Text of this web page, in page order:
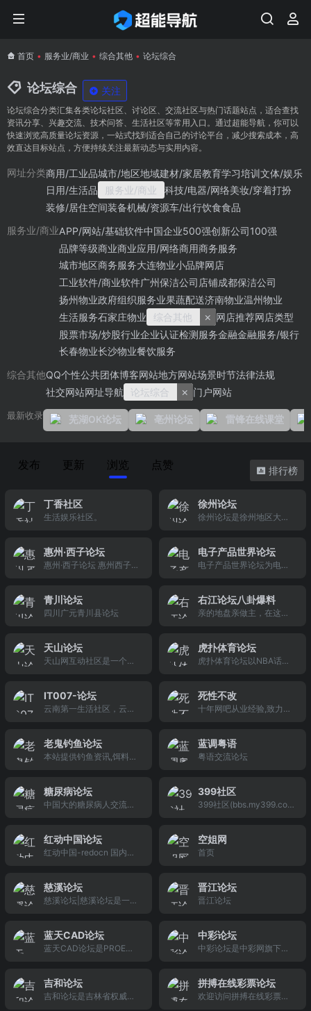
首页 • 服务业/商业 • 综合其他 • 论坛综合
论坛综合 关注
论坛综合分类汇集各类论坛社区、讨论区、交流社区与热门话题站点，适合查找
资讯分享、兴趣交流、技术问答、生活社区等常用入口。通过超能导航，你可以
快速浏览高质量论坛资源，一站式找到适合自己的讨论平台，减少搜索成本，高
效直达目标站点，方便持续关注最新动态与实用内容。
网址分类商用/工业品城市/地区地域建材/家居教育学习培训文体/娱乐
日用/生活品
服务业/商业 科技/电器/网络美妆/穿着打扮
装修/居住空间装备机械/资源车/出行饮食食品
服务业/商业APP/网站/基础软件中国企业500强创新公司100强
品牌等级商业商业应用/网络商用商务服务
城市地区商务服务大连物业小品牌网店
工业软件/商业软件广州保洁公司 店铺成都保洁公司
扬州物业政府组织服务业果蔬配送济南物业温州物业
生活服务石家庄物业 综合其他 × 网店推荐网店类型
股票市场/炒股行业企业认证检测服务金融金融服务/银行
长春物业长沙物业餐饮服务
综合其他QQ个性公共团体博客网站地方网站场景时节法律法规
社交网站网址导航 论坛综合 × 门户网站
最新收录 芜湖OK论坛 亳州论坛 雷锋在线课堂
发布 更新 浏览 点赞 排行榜
丁香社区
生活娱乐社区。
徐州论坛
徐州论坛是徐州地区大专
喝玩乐 楼市房产装修 交友
女性 摄影 婚庆等版块,为
专业网站和生活信息库
惠州·西子论坛
惠州·西子论坛 惠州西子湖
产、生活信息、文学、摄
影、旅游等话题的本地论
电子产品世界论坛
电子产品世界论坛为电子
合信号ic设计创意,电子测
试难题的互动社区
青川论坛
四川广元青川县论坛
右江论坛八卦爆料
亲的地盘亲做主，在这里
探讨社会的美与丑....
天山论坛
天山网互动社区是一个集
区，本着放眼新疆，观天
下事的宗旨，做新疆具活
虎扑体育论坛
虎扑体育论坛以NBA话题
失理性的良好讨论氛围,提
供论坛版块定制等个性化
IT007-论坛
云南第一生活社区，云南
讯、春城美食、春城杂
谈、母婴亲子、宠物宝
日亚代购,免费代购,海淘攻
略,昆明海淘,云南海淘,昆
gt; &lt;meta name=&quo
t;description&quot; cont
ent=&quot;海淘,代购,美
死性不改
十年网吧从业经验,致力于
案!
老鬼钓鱼论坛
本站提供钓鱼资讯,饵料配
城,销售鱼铒及钓鱼工具
蓝调粤语
粤语交流论坛
糖尿病论坛
中国大的糖尿病人交流网
研究进展,讨论糖尿病饮食
食谱,并发症预防与控制,胰
确使用，胰岛素泵的选购
以及服务使用,血糖监测,糖
病患者社区
399社区
399社区(bbs.my399.co
的城市社区。
红动中国论坛
红动中国-redocn 国内知
员在线互动交流，设计平
台提供设计作品欣赏，素
空姐网
首页
慈溪论坛
慈溪论坛|慈溪论坛是一个
浒山周巷观海卫论坛！
晋江论坛
晋江论坛
蓝天CAD论坛
蓝天CAD论坛是PROE、S
械、装卸船机、振动筛
分、除尘设备、冶金、化
中彩论坛
中彩论坛是中彩网旗下的
D字谜，双色球，七乐
彩，彩票知识，投注站主
吉和论坛
吉和论坛是吉林省权威资
拼搏在线彩票论坛
欢迎访问拼搏在线彩票论